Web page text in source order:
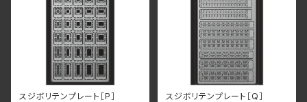
スジボリテンプレート［P］ スジボリテンプレート［Q］